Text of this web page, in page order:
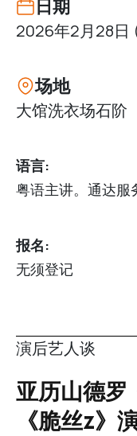
日期
2026年2月28日
场地
大馆洗衣场石阶
语言:
粤语主讲。通达服
报名:
无须登记
亚历山德罗
《脆丝z》
演后艺人谈